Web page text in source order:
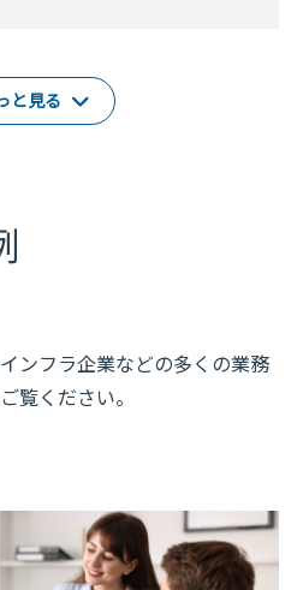
と見る
ンフラ企業などの多くの業務
覧ください。